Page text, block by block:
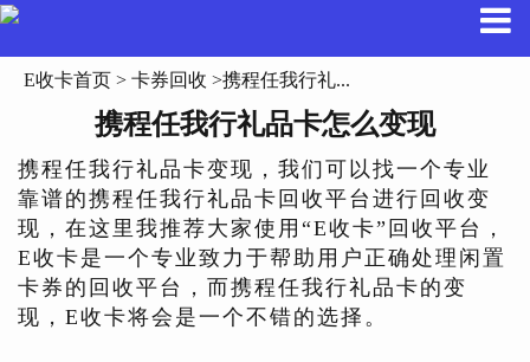
E收卡首页 > 卡券回收 >携程任我行礼...
携程任我行礼品卡怎么变现
携程任我行礼品卡变现，我们可以找一个专业
靠谱的携程任我行礼品卡回收平台进行回收变
现，在这里我推荐大家使用“E收卡”回收平台，
E收卡是一个专业致力于帮助用户正确处理闲置
卡券的回收平台，而携程任我行礼品卡的变
现，E收卡将会是一个不错的选择。